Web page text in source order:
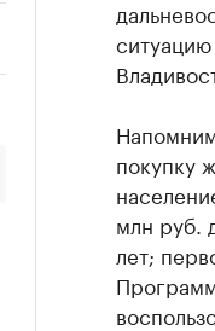
покупку
млн руб.
лет;